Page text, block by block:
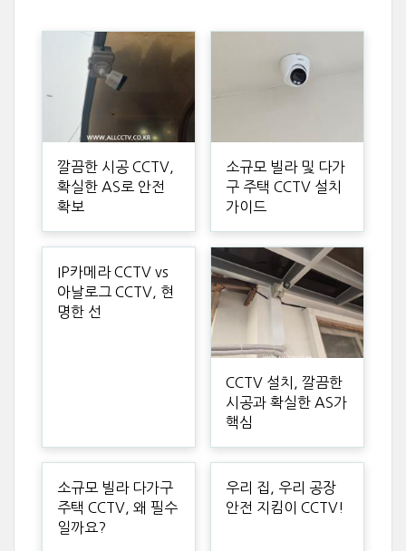
깔끔한 시공 CCTV,
확실한 AS로 안전
확보
소규모 빌라 및 다가
구 주택 CCTV 설치
가이드
IP카메라 CCTV vs
아날로그 CCTV, 현
명한 선
CCTV 설치, 깔끔한
시공과 확실한 AS가
핵심
소규모 빌라 다가구
주택 CCTV, 왜 필수
일까요?
우리 집, 우리 공장
안전 지킴이 CCTV!